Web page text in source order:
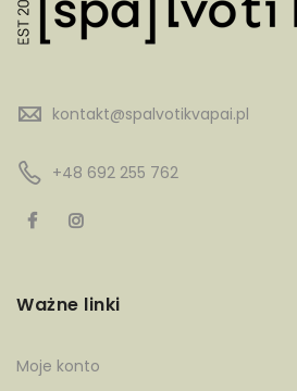
kontakt@spalvotikvapai.pl
+48 692 255 762
Ważne linki
Moje konto